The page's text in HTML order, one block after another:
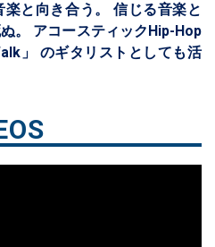
と向き合う。 信じる音楽と
。 アコースティックHip-Hop
」 のギタリストとしても活